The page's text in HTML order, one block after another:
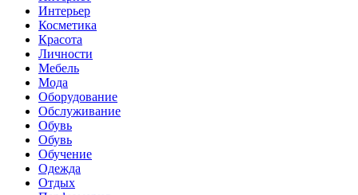
Интерьер
Косметика
Красота
Личности
Мебель
Мода
Оборудование
Обслуживание
Обувь
Обувь
Обучение
Одежда
Отдых